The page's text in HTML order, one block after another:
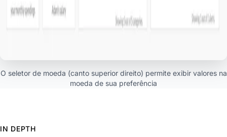
O seletor de moeda (canto superior direito) permite exibir valores na
moeda de sua preferência
IN DEPTH